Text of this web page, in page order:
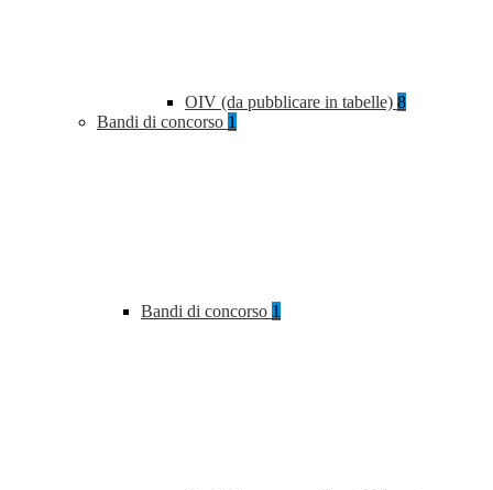
OIV (da pubblicare in tabelle) 8
Bandi di concorso 1
Bandi di concorso 1